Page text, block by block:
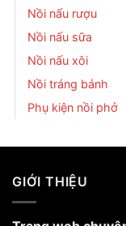
Nồi nấu rượu
Nồi nấu sữa
Nồi nấu xôi
Nồi tráng bánh
Phụ kiện nồi phở
GIỚI THIỆU